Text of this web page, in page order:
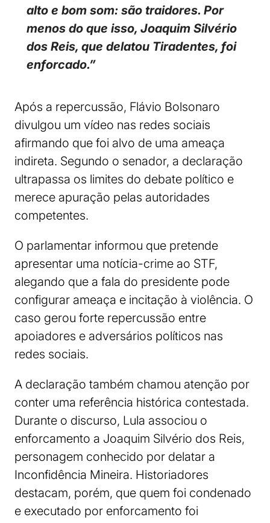
alto e bom som: são traidores. Por
menos do que isso, Joaquim Silvério
dos Reis, que delatou Tiradentes, foi
enforcado.”
Após a repercussão, Flávio Bolsonaro
divulgou um vídeo nas redes sociais
afirmando que foi alvo de uma ameaça
indireta. Segundo o senador, a declaração
ultrapassa os limites do debate político e
merece apuração pelas autoridades
competentes.
O parlamentar informou que pretende
apresentar uma notícia-crime ao STF,
alegando que a fala do presidente pode
configurar ameaça e incitação à violência. O
caso gerou forte repercussão entre
apoiadores e adversários políticos nas
redes sociais.
A declaração também chamou atenção por
conter uma referência histórica contestada.
Durante o discurso, Lula associou o
enforcamento a Joaquim Silvério dos Reis,
personagem conhecido por delatar a
Inconfidência Mineira. Historiadores
destacam, porém, que quem foi condenado
e executado por enforcamento foi